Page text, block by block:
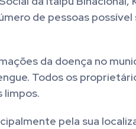
de pessoas
da doença no
Todos os
limpos.
pela sua